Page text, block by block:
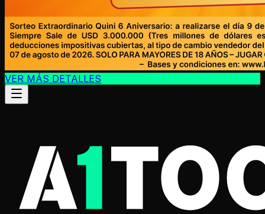
VER MÁS DETALLES